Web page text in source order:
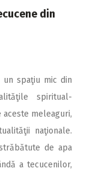
din
spaţiu mic din
spiritual-
meleaguri,
naţionale.
de apa
a tecucenilor,